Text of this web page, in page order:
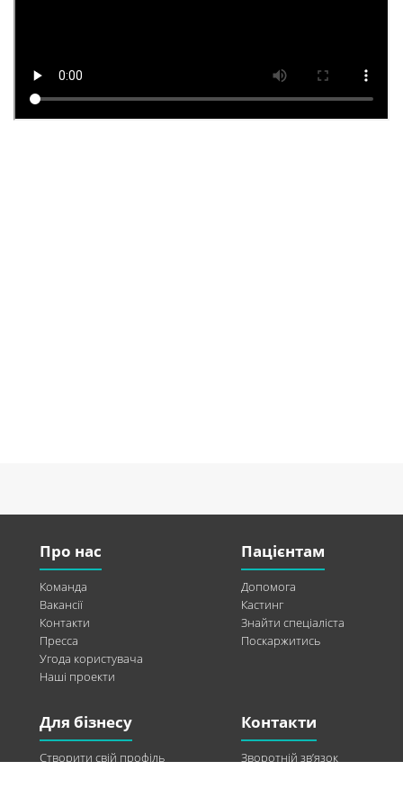
Про нас
Команда
Вакансії
Контакти
Пресса
Угода користувача
Наші проекти
Пацієнтам
Допомога
Кастинг
Знайти спеціаліста
Поскаржитись
Для бізнесу
Створити свій профіль
Контакти
Зворотній зв’язок